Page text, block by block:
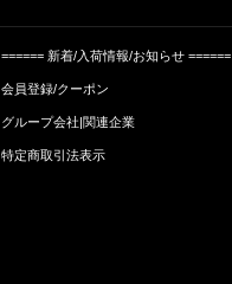
====== 新着/入荷情報/お知らせ ======
会員登録/クーポン
グループ会社|関連企業
特定商取引法表示